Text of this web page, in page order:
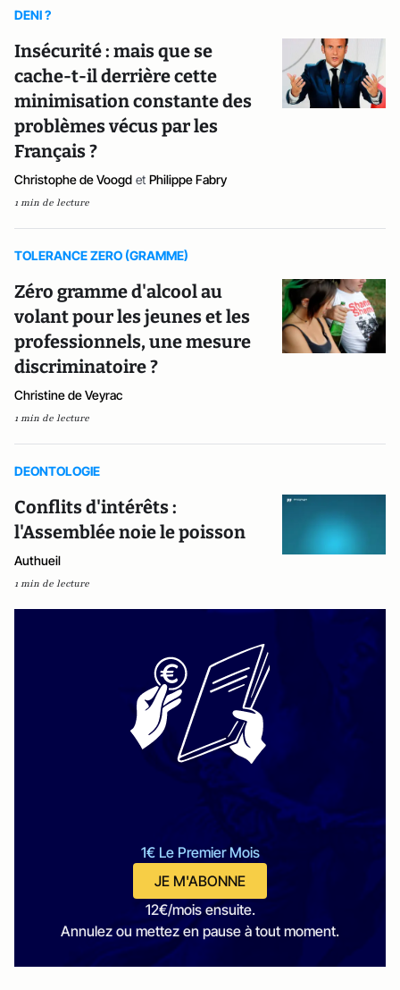
DENI ?
Insécurité : mais que se
cache-t-il derrière cette
minimisation constante des
problèmes vécus par les
Français ?
Christophe de Voogd et Philippe Fabry
1 min de lecture
TOLERANCE ZERO (GRAMME)
Zéro gramme d'alcool au
volant pour les jeunes et les
professionnels, une mesure
discriminatoire ?
Christine de Veyrac
1 min de lecture
DEONTOLOGIE
Conflits d'intérêts :
l'Assemblée noie le poisson
Authueil
1 min de lecture
1€ Le Premier Mois
JE M'ABONNE
12€/mois ensuite.
Annulez ou mettez en pause à tout moment.